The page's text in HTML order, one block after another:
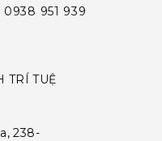
951 939
TRÍ TUỆ
238-